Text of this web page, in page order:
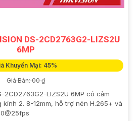
DS-2CD2763G2-LIZS2U
6MP
Khuyến Mại: 45%
Giá Bán: 00 ₫
2CD2763G2-LIZS2U 6MP có cảm
kính 2. 8-12mm, hỗ trợ nén H.265+ và